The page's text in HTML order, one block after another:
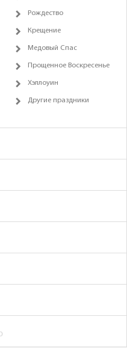
Рождество
Крещение
Медовый Спас
Прощенное Воскресенье
Хэллоуин
Другие праздники